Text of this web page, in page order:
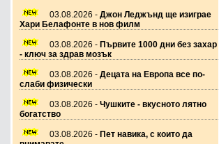
03.08.2026 - Джон Леджънд ще изиграе
Хари Белафонте в нов филм
03.08.2026 - Първите 1000 дни без захар
- ключ за здрав мозък
03.08.2026 - Децата на Европа все по-
слаби физически
03.08.2026 - Чушките - вкусното лятно
богатство
03.08.2026 - Пет навика, с които да